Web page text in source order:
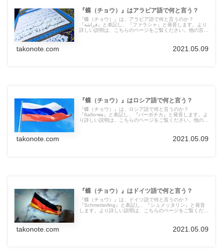
『蝶（チョウ）』はアラビア語で何と言う？
『蝶（チョウ）』は、アラビア語で何と言うのか？
『فراشة』と表記し、『ファラシャ』と発音します。より
詳しい説明は、こちらのページをご覧ください。他の言語
takonote.com 2021.05.09
『蝶（チョウ）』はロシア語で何と言う？
『蝶（チョウ）』は、ロシア語で何と言うのか？
『бабочка』と表記し、『バーボチカ』と発音します。よ
り詳しい説明は、こちらのページをご覧ください。他の言
takonote.com 2021.05.09
『蝶（チョウ）』はドイツ語で何と言う？
『蝶（チョウ）』は、ドイツ語で何と言うのか？
『Schmetterling』と表記し、『シュメッタリン』と発音
します。より詳しい説明は、こちらのページをご覧くださ
takonote.com 2021.05.09